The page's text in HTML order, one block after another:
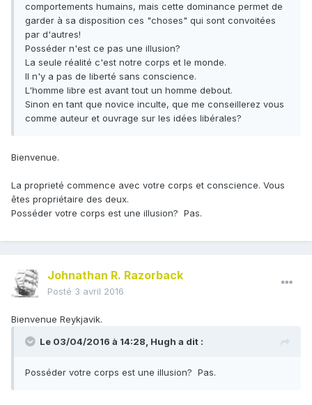
comportements humains, mais cette dominance permet de
garder à sa disposition ces "choses" qui sont convoitées
par d'autres!
Posséder n'est ce pas une illusion?
La seule réalité c'est notre corps et le monde.
Il n'y a pas de liberté sans conscience.
L'homme libre est avant tout un homme debout.
Sinon en tant que novice inculte, que me conseillerez vous
comme auteur et ouvrage sur les idées libérales?
Bienvenue.
La proprieté commence avec votre corps et conscience. Vous
êtes propriétaire des deux.
Posséder votre corps est une illusion? Pas.
Johnathan R. Razorback
Posté 3 avril 2016
Bienvenue Reykjavik.
Le 03/04/2016 à 14:28, Hugh a dit :
Posséder votre corps est une illusion? Pas.